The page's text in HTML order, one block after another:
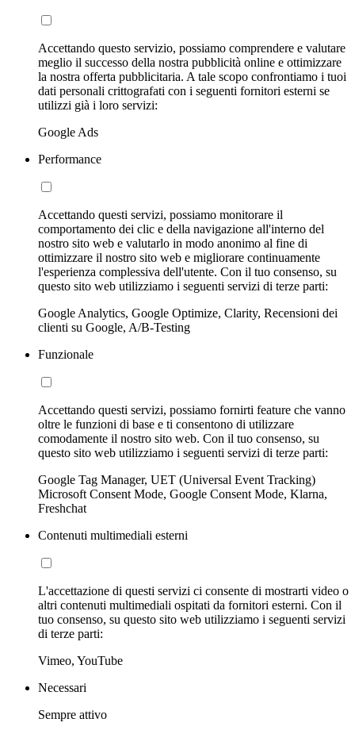
Accettando questo servizio, possiamo comprendere e valutare
meglio il successo della nostra pubblicità online e ottimizzare
la nostra offerta pubblicitaria. A tale scopo confrontiamo i tuoi
dati personali crittografati con i seguenti fornitori esterni se
utilizzi già i loro servizi:
Google Ads
Performance
Accettando questi servizi, possiamo monitorare il
comportamento dei clic e della navigazione all'interno del
nostro sito web e valutarlo in modo anonimo al fine di
ottimizzare il nostro sito web e migliorare continuamente
l'esperienza complessiva dell'utente. Con il tuo consenso, su
questo sito web utilizziamo i seguenti servizi di terze parti:
Google Analytics, Google Optimize, Clarity, Recensioni dei
clienti su Google, A/B-Testing
Funzionale
Accettando questi servizi, possiamo fornirti feature che vanno
oltre le funzioni di base e ti consentono di utilizzare
comodamente il nostro sito web. Con il tuo consenso, su
questo sito web utilizziamo i seguenti servizi di terze parti:
Google Tag Manager, UET (Universal Event Tracking)
Microsoft Consent Mode, Google Consent Mode, Klarna,
Freshchat
Contenuti multimediali esterni
L'accettazione di questi servizi ci consente di mostrarti video o
altri contenuti multimediali ospitati da fornitori esterni. Con il
tuo consenso, su questo sito web utilizziamo i seguenti servizi
di terze parti:
Vimeo, YouTube
Necessari
Sempre attivo